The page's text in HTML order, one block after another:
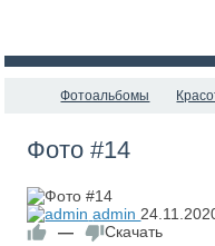
Фотоальбомы
Фото #14
admin
—
Скачать